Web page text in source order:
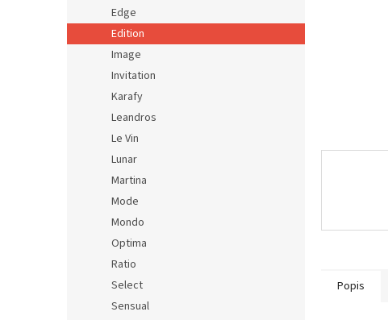
Edge
Edition
Image
Invitation
Karafy
Leandros
Le Vin
Lunar
Martina
Mode
Mondo
Optima
Ratio
Select
Sensual
Popis